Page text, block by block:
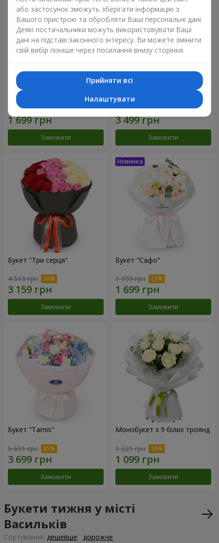
Букет "Reverence"
2 265 грн
Замовити
4 999 грн
Замовити
Букет "Три серця"
4 513 грн
Замовити
Букет "Сафо"
1 999 грн
Замовити
Букет "Tarnis"
5 691 грн
Замовити
Монобукет з 9 білих троянд
1 221 грн
Замовити
Букети тижня у місті
Васильків
Сортування: дешевше дорожче
або застосунок зможуть зберігати інформацію з
Вашого пристрою та обробляти Ваші персональні дані.
Деякі постачальники можуть використовувати Ваші
дані на підставі законного інтересу. Ви можете змінити
свій вибір пізніше через посилання внизу сторінки.
Прийняти всі
Налаштувати